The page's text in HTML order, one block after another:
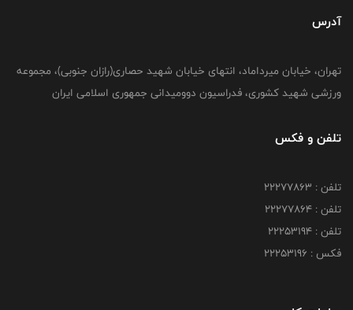
آدرس
تهران، خیابان میرداماد، انتهای خیابان شهید حصاری(رازان جنوبی)، مجموعه
ورزشی شهید کشوری، فدراسیون دوومیدانی جمهوری اسلامی ایران
تلفن و فکس
تلفن : 22277863
تلفن : 22277864
تلفن : 22253194
فکس : 22253196